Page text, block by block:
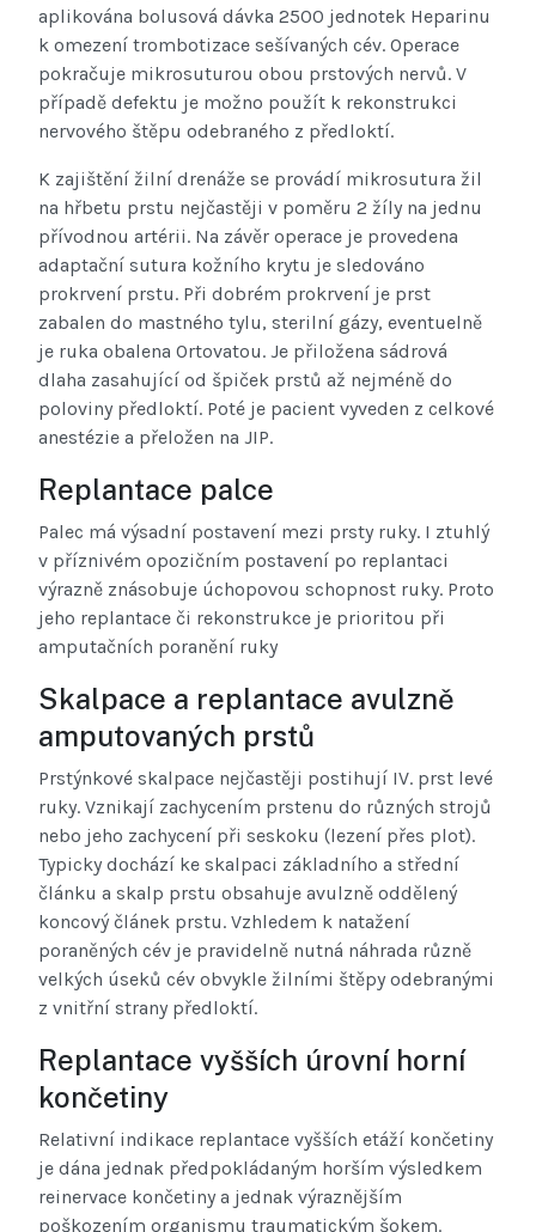
aplikována bolusová dávka 2500 jednotek Heparinu
k omezení trombotizace sešívaných cév. Operace
pokračuje mikrosuturou obou prstových nervů. V
případě defektu je možno použít k rekonstrukci
nervového štěpu odebraného z předloktí.
K zajištění žilní drenáže se provádí mikrosutura žil
na hřbetu prstu nejčastěji v poměru 2 žíly na jednu
přívodnou artérii. Na závěr operace je provedena
adaptační sutura kožního krytu je sledováno
prokrvení prstu. Při dobrém prokrvení je prst
zabalen do mastného tylu, sterilní gázy, eventuelně
je ruka obalena Ortovatou. Je přiložena sádrová
dlaha zasahující od špiček prstů až nejméně do
poloviny předloktí. Poté je pacient vyveden z celkové
anestézie a přeložen na JIP.
Replantace palce
Palec má výsadní postavení mezi prsty ruky. I ztuhlý
v příznivém opozičním postavení po replantaci
výrazně znásobuje úchopovou schopnost ruky. Proto
jeho replantace či rekonstrukce je prioritou při
amputačních poranění ruky
Skalpace a replantace avulzně
amputovaných prstů
Prstýnkové skalpace nejčastěji postihují IV. prst levé
ruky. Vznikají zachycením prstenu do různých strojů
nebo jeho zachycení při seskoku (lezení přes plot).
Typicky dochází ke skalpaci základního a střední
článku a skalp prstu obsahuje avulzně oddělený
koncový článek prstu. Vzhledem k natažení
poraněných cév je pravidelně nutná náhrada různě
velkých úseků cév obvykle žilními štěpy odebranými
z vnitřní strany předloktí.
Replantace vyšších úrovní horní
končetiny
Relativní indikace replantace vyšších etáží končetiny
je dána jednak předpokládaným horším výsledkem
reinervace končetiny a jednak výraznějším
poškozením organismu traumatickým šokem.